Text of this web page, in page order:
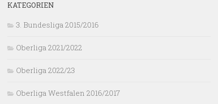
KATEGORIEN
3. Bundesliga 2015/2016
Oberliga 2021/2022
Oberliga 2022/23
Oberliga Westfalen 2016/2017